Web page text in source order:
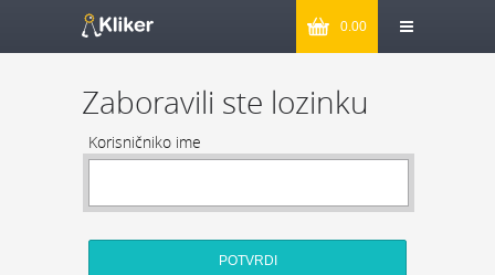
0.00
Zaboravili ste lozinku
Korisničniko ime
POTVRDI